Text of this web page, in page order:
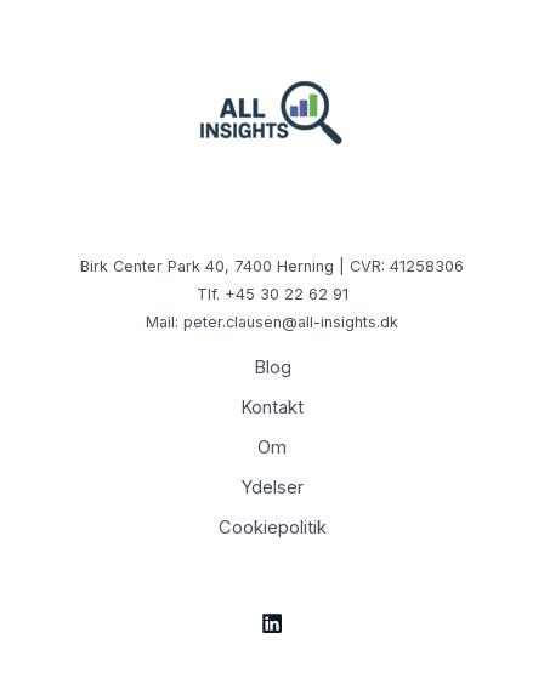
Birk Center Park 40, 7400 Herning | CVR: 41258306
Tlf. +45 30 22 62 91
Mail: peter.clausen@all-insights.dk
Blog
Kontakt
Om
Ydelser
Cookiepolitik